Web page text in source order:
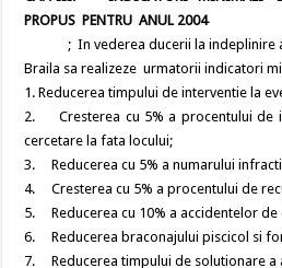
PROPUS PENTRU ANUL 2004
; In vederea ducerii la indeplinire a
Braila sa realizeze urmatorii indicatori
1. Reducerea timpului de interventie la
2. Cresterea cu 5% a procentului de
cercetare la fata locului;
3. Reducerea cu 5% a numarului
4. Cresterea cu 5% a procentului de
5. Reducerea cu 10% a accidentelor de
6. Reducerea braconajului piscicol si
7. Reducerea timpului de solutionare a